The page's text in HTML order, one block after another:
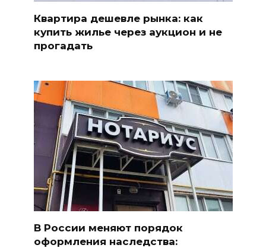
Квартира дешевле рынка: как
купить жилье через аукцион и не
прогадать
В России меняют порядок
оформления наследства: